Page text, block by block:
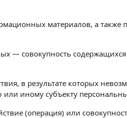
материалов, а
— совокупность
в результате которых
иному субъекту
(операция) или